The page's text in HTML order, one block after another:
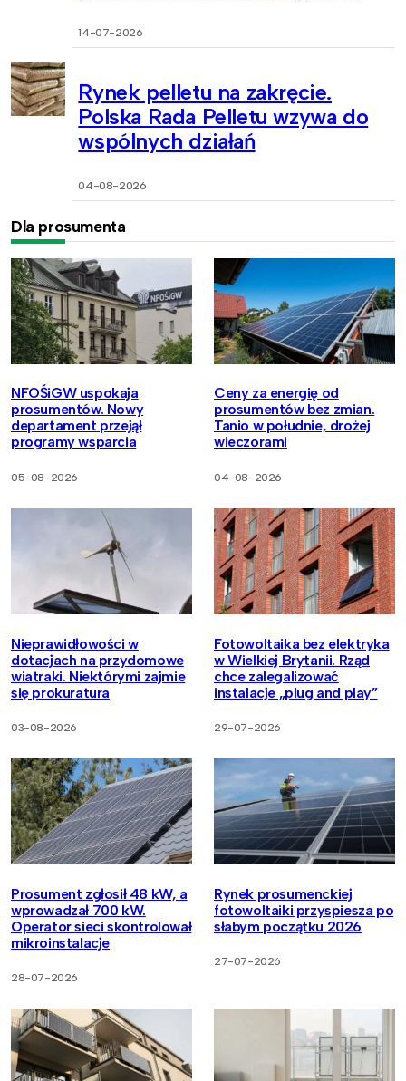
14-07-2026
Rynek pelletu na zakręcie.
Polska Rada Pelletu wzywa do
wspólnych działań
04-08-2026
Dla prosumenta
NFOŚiGW uspokaja
prosumentów. Nowy
departament przejął
programy wsparcia
05-08-2026
Ceny za energię od
prosumentów bez zmian.
Tanio w południe, drożej
wieczorami
04-08-2026
Nieprawidłowości w
dotacjach na przydomowe
wiatraki. Niektórymi zajmie
się prokuratura
03-08-2026
Fotowoltaika bez elektryka
w Wielkiej Brytanii. Rząd
chce zalegalizować
instalacje „plug and play”
29-07-2026
Prosument zgłosił 48 kW, a
wprowadzał 700 kW.
Operator sieci skontrolował
mikroinstalacje
28-07-2026
Rynek prosumenckiej
fotowoltaiki przyspiesza po
słabym początku 2026
27-07-2026